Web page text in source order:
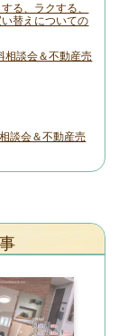
る、ラクする、
替えについての
相談会＆不動産売
談会＆不動産売